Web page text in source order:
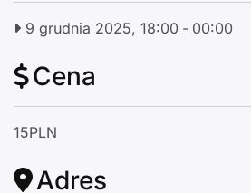
9 grudnia 2025, 18:00 - 00:00
Cena
15PLN
Adres